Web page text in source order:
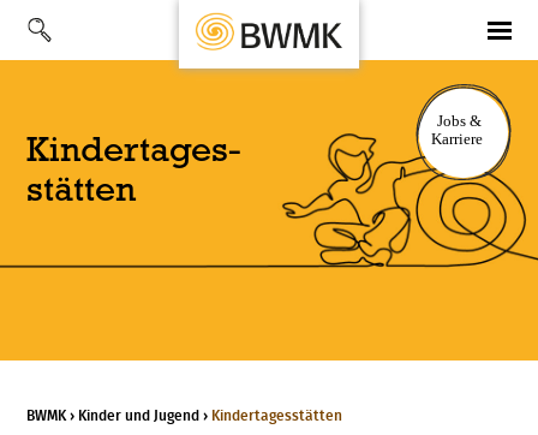
Kinder­tages­
stätten
BWMK › Kinder und Jugend › Kinder­tages­stätten